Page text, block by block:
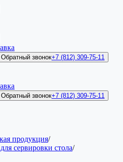
Обратный звонок+7 (812) 309-75-11
Обратный звонок+7 (812) 309-75-11
продукция/
сервировки стола/